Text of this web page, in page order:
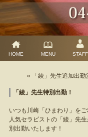
HOME MENU STAFF
« 「綾」先生追加出勤
「綾」先生特別出勤！
いつも川崎「ひまわり」を
人気セラピストの「綾」先
別出勤いたします！